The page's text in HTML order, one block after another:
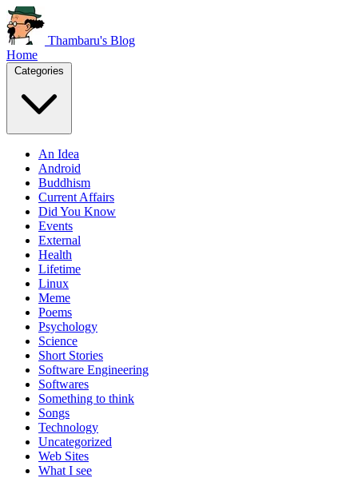
Thambaru's Blog
Home
An Idea
Android
Buddhism
Current Affairs
Did You Know
Events
External
Health
Lifetime
Linux
Meme
Poems
Psychology
Science
Short Stories
Software Engineering
Softwares
Something to think
Songs
Technology
Uncategorized
Web Sites
What I see